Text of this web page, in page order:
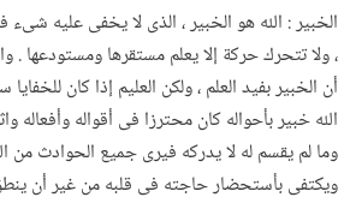
الخبير : الله هو الخبير ، الذى لا يخفى عليه
، ولا تتحرك حركة إلا يعلم مستقرها ومستودعها .
أن الخبير بفيد العلم ، ولكن العليم إذا كان
الله خبير بأحواله كان محترزا فى أقواله وأفعاله
وما لم يقسم له لا يدركه فيرى جميع الحوادث من
ويكتفى بأستحضار حاجته فى قلبه من غير أن